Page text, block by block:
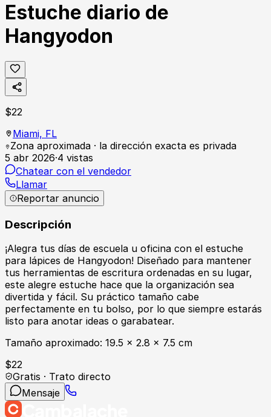
Estuche diario de
Hangyodon
$22
Miami, FL
Zona aproximada · la dirección exacta es privada
5 abr 2026·4 vistas
Chatear con el vendedor
Llamar
Reportar anuncio
Descripción
¡Alegra tus días de escuela u oficina con el estuche
para lápices de Hangyodon! Diseñado para mantener
tus herramientas de escritura ordenadas en su lugar,
este alegre estuche hace que la organización sea
divertida y fácil. Su práctico tamaño cabe
perfectamente en tu bolso, por lo que siempre estarás
listo para anotar ideas o garabatear.
Tamaño aproximado: 19.5 x 2.8 x 7.5 cm
$22
Gratis · Trato directo
Mensaje